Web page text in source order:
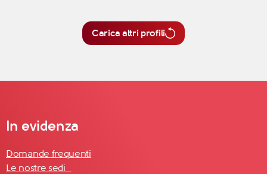
Carica altri profili
In evidenza
Domande frequenti
Le nostre sedi